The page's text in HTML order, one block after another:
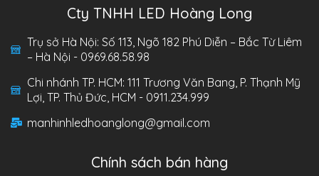
Cty TNHH LED Hoàng Long
Trụ sở Hà Nội: Số 113, Ngõ 182 Phú Diễn – Bắc Từ Liêm
– Hà Nội - 0969.68.58.98
Chi nhánh TP. HCM: 111 Trương Văn Bang, P. Thạnh Mỹ
Lợi, TP. Thủ Đức, HCM - 0911.234.999
manhinhledhoanglong@gmail.com
Chính sách bán hàng